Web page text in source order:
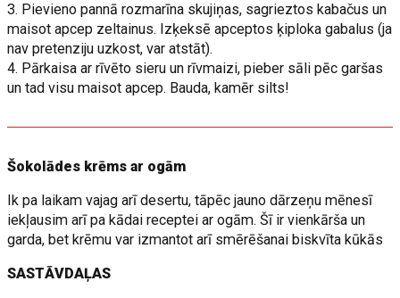
3. Pievieno pannā rozmarīna skujiņas, sagrieztos kabačus un
maisot apcep zeltainus. Izķeksē apceptos ķiploka gabalus (ja
nav pretenziju uzkost, var atstāt).
4. Pārkaisa ar rīvēto sieru un rīvmaizi, pieber sāli pēc garšas
un tad visu maisot apcep. Bauda, kamēr silts!
Šokolādes krēms ar ogām
Ik pa laikam vajag arī desertu, tāpēc jauno dārzeņu mēnesī
iekļausim arī pa kādai receptei ar ogām. Šī ir vienkārša un
garda, bet krēmu var izmantot arī smērēšanai biskvīta kūkās
SASTĀVDAĻAS